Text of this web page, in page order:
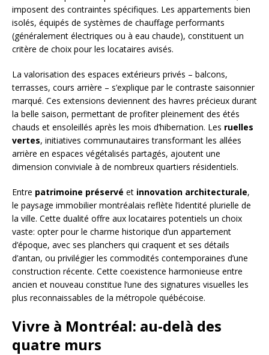
imposent des contraintes spécifiques. Les appartements bien
isolés, équipés de systèmes de chauffage performants
(généralement électriques ou à eau chaude), constituent un
critère de choix pour les locataires avisés.
La valorisation des espaces extérieurs privés – balcons,
terrasses, cours arrière – s’explique par le contraste saisonnier
marqué. Ces extensions deviennent des havres précieux durant
la belle saison, permettant de profiter pleinement des étés
chauds et ensoleillés après les mois d’hibernation. Les ruelles
vertes, initiatives communautaires transformant les allées
arrière en espaces végétalisés partagés, ajoutent une
dimension conviviale à de nombreux quartiers résidentiels.
Entre patrimoine préservé et innovation architecturale,
le paysage immobilier montréalais reflète l’identité plurielle de
la ville. Cette dualité offre aux locataires potentiels un choix
vaste: opter pour le charme historique d’un appartement
d’époque, avec ses planchers qui craquent et ses détails
d’antan, ou privilégier les commodités contemporaines d’une
construction récente. Cette coexistence harmonieuse entre
ancien et nouveau constitue l’une des signatures visuelles les
plus reconnaissables de la métropole québécoise.
Vivre à Montréal: au-delà des
quatre murs